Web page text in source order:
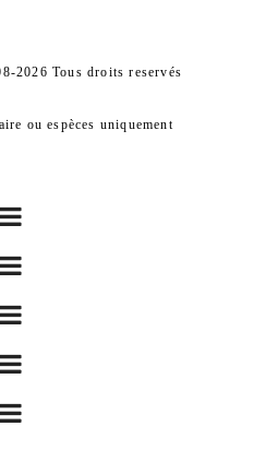
2026 Tous droits reservés
ou espèces uniquement